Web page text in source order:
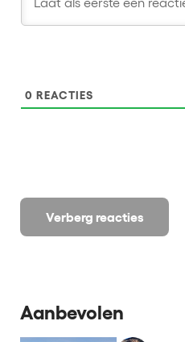
Verberg reacties
0 REACTIES
Aanbevolen